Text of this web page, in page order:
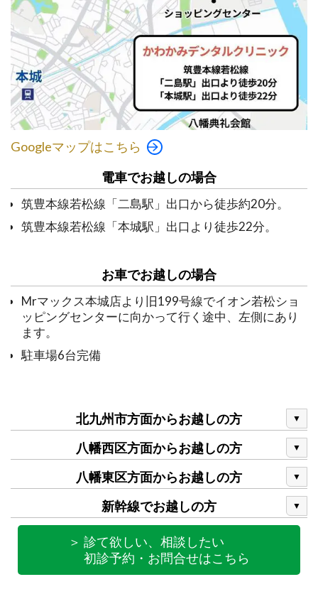
Googleマップはこちら
電車でお越しの場合
筑豊本線若松線「二島駅」出口から徒歩約20分。
筑豊本線若松線「本城駅」出口より徒歩22分。
お車でお越しの場合
Mrマックス本城店より旧199号線でイオン若松ショ
ッピングセンターに向かって行く途中、左側にあり
ます。
駐車場6台完備
北九州市方面からお越しの方
八幡西区方面からお越しの方
八幡東区方面からお越しの方
新幹線でお越しの方
＞ 診て欲しい、相談したい
初診予約・お問合せはこちら